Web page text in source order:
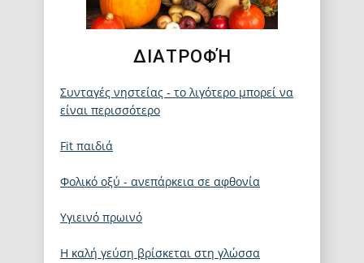
ΔΙΑΤΡΟΦΉ
Συνταγές νηστείας - το λιγότερο μπορεί να
είναι περισσότερο
Fit παιδιά
Φολικό οξύ - ανεπάρκεια σε αφθονία
Υγιεινό πρωινό
Η καλή γεύση βρίσκεται στη γλώσσα